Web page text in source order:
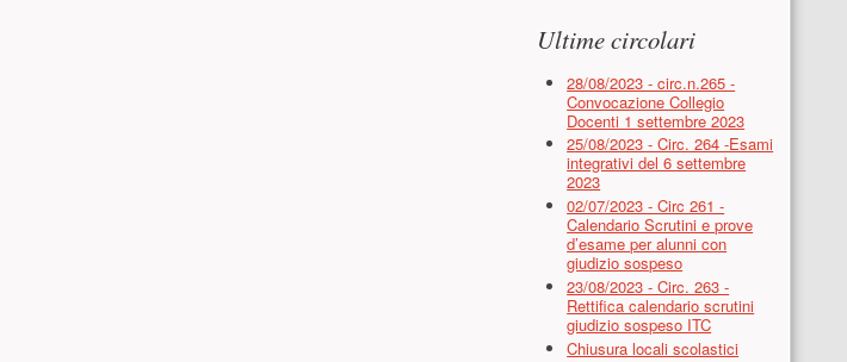
Ultime circolari
28/08/2023 - circ.n.265 -
Convocazione Collegio
Docenti 1 settembre 2023
25/08/2023 - Circ. 264 -Esami
integrativi del 6 settembre
2023
02/07/2023 - Circ 261 -
Calendario Scrutini e prove
d’esame per alunni con
giudizio sospeso
23/08/2023 - Circ. 263 -
Rettifica calendario scrutini
giudizio sospeso ITC
Chiusura locali scolastici